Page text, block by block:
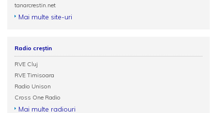
tanarcrestin.net
Mai multe site-uri
Radio creștin
RVE Cluj
RVE Timisoara
Radio Unison
Cross One Radio
Mai multe radiouri